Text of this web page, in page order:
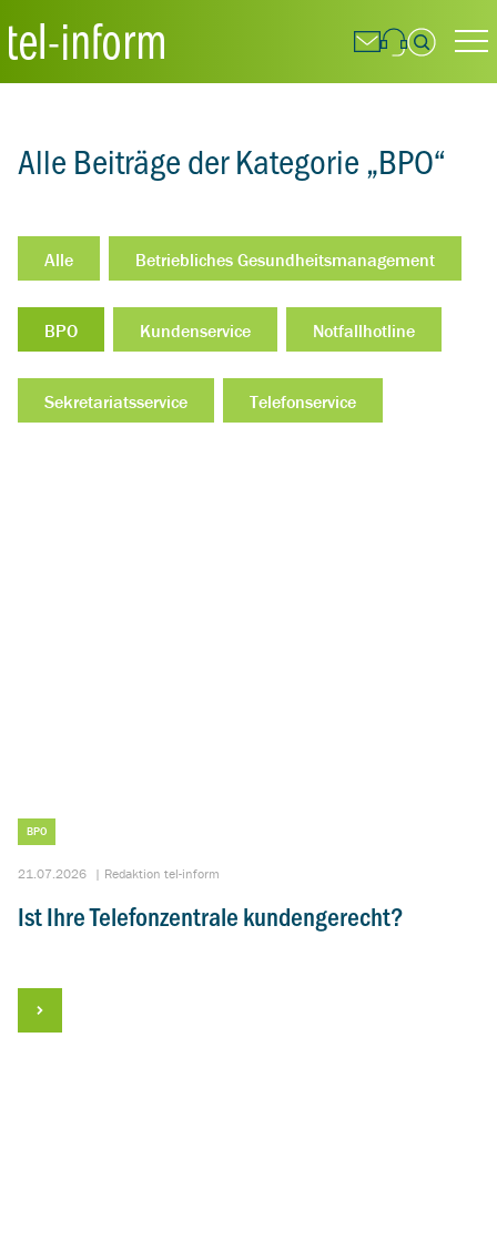
Suchen
Alle Beiträge der Kategorie „BPO“
Alle Betriebliches Gesundheitsmanagement
BPO Kundenservice Notfallhotline
Sekretariatsservice Telefonservice
BPO
21.07.2026 | Redaktion tel-inform
Ist Ihre Telefonzentrale kundengerecht?